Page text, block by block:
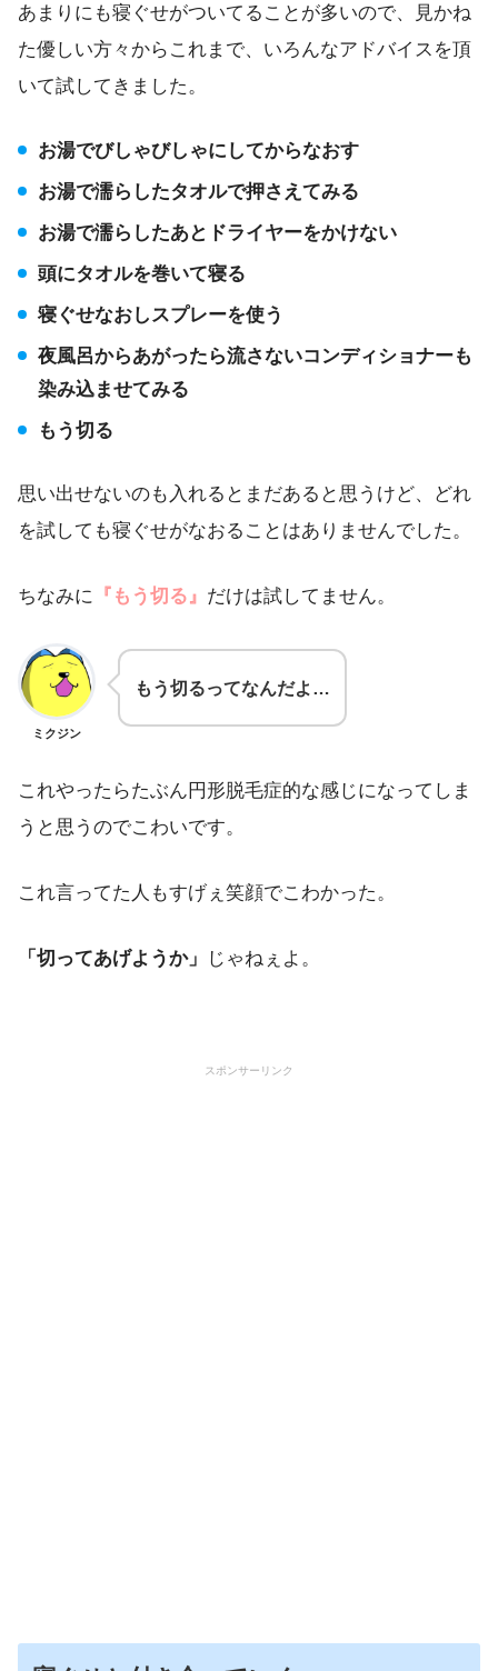
あまりにも寝ぐせがついてることが多いので、見かね
た優しい方々からこれまで、いろんなアドバイスを頂
いて試してきました。
お湯でびしゃびしゃにしてからなおす
お湯で濡らしたタオルで押さえてみる
お湯で濡らしたあとドライヤーをかけない
頭にタオルを巻いて寝る
寝ぐせなおしスプレーを使う
夜風呂からあがったら流さないコンディショナーも
染み込ませてみる
もう切る
思い出せないのも入れるとまだあると思うけど、どれ
を試しても寝ぐせがなおることはありませんでした。
ちなみに 『もう切る』 だけは試してません。
ミクジン
もう切るってなんだよ…
これやったらたぶん円形脱毛症的な感じになってしま
うと思うのでこわいです。
これ言ってた人もすげぇ笑顔でこわかった。
「切ってあげようか」 じゃねぇよ。
スポンサーリンク